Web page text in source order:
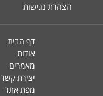
הצהרת נגישות
דף הבית
אודות
מאמרים
יצירת קשר
מפת אתר